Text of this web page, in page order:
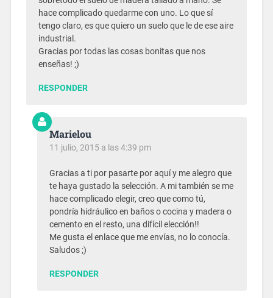
hace complicado quedarme con uno. Lo que sí
tengo claro, es que quiero un suelo que le de ese aire
industrial.
Gracias por todas las cosas bonitas que nos
enseñas! ;)
RESPONDER
Marielou
11 julio, 2015 a las 4:39 pm
Gracias a ti por pasarte por aquí y me alegro que
te haya gustado la selección. A mi también se me
hace complicado elegir, creo que como tú,
pondría hidráulico en baños o cocina y madera o
cemento en el resto, una difícil elección!!
Me gusta el enlace que me envías, no lo conocía.
Saludos ;)
RESPONDER